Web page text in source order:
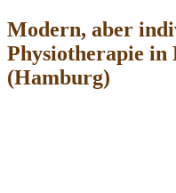
Modern, aber
Physiotherapie
(Hamburg)